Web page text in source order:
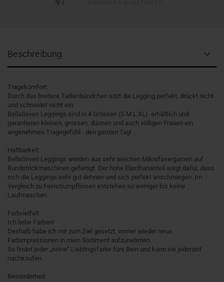
Beschreibung
Tragekomfort:
Durch das breitere Taillenbündchen sitzt die Legging perfekt, drückt nicht
und schneidet nicht ein.
BellaSeven Leggings sind in 4 Grössen (S M L XL) erhältlich und
garantieren kleinen, grossen, dünnen und auch völligen Frauen ein
angenehmes Tragegefühl - den ganzen Tag!
Haltbarkeit:
BellaSeven Leggings werden aus sehr weichen Mikrofasergarnen auf
Rundstrickmaschinen gefertigt. Der hohe Elasthananteil sorgt dafür, dass
sich die Leggings sehr gut dehnen und sich perfekt anschmiegen. Im
Vergleich zu Feinstrumpfhosen entstehen so weniger bis keine
Laufmaschen.
Farbvielfalt:
Ich liebe Farben!
Deshalb habe ich mir zum Ziel gesetzt, immer wieder neue
Farbimpressionen in mein Sortiment aufzunehmen.
So findet jeder „seine“ Lieblingsfarbe fürs Bein und kann sie jederzeit
nachkaufen.
Besonderheit: